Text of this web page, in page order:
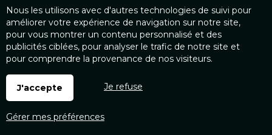
Nous les utilisons avec d'autres technologies de suivi pour
améliorer votre expérience de navigation sur notre site,
pour vous montrer un contenu personnalisé et des
publicités ciblées, pour analyser le trafic de notre site et
pour comprendre la provenance de nos visiteurs.
J'accepte Je refuse
Gérer mes préférences